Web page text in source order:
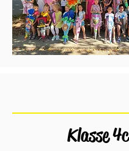
Klasse 4c